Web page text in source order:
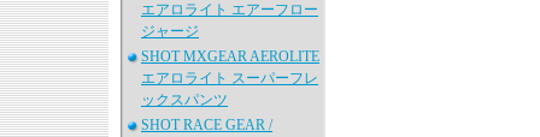
エアロライト エアーフロー
ジャージ
SHOT MXGEAR AEROLITE
エアロライト スーパーフレ
ックスパンツ
SHOT RACE GEAR /